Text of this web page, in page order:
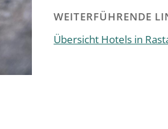
WEITERFÜHRENDE
Übersicht Hotels in